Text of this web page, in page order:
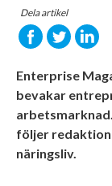
Dela artikel
Enterprise
bevakar
följer
näringsliv.